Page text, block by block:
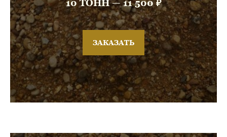
10 ТОНН — 11 500 ₽
ЗАКАЗАТЬ